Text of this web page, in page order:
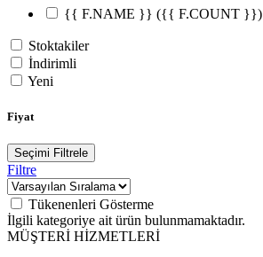
{{ F.NAME }} ({{ F.COUNT }})
Stoktakiler
İndirimli
Yeni
Fiyat
Seçimi Filtrele
Filtre
Tükenenleri Gösterme
İlgili kategoriye ait ürün bulunmamaktadır.
MÜŞTERİ HİZMETLERİ